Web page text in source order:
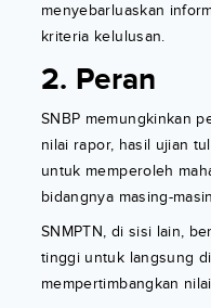
menyebarluaskan
kriteria kelulusan.
2. Peran
SNBP memungkinkan
nilai rapor, hasil ujian
untuk memperoleh
bidangnya masing-
SNMPTN, di sisi lain,
tinggi untuk langsung
mempertimbangkan